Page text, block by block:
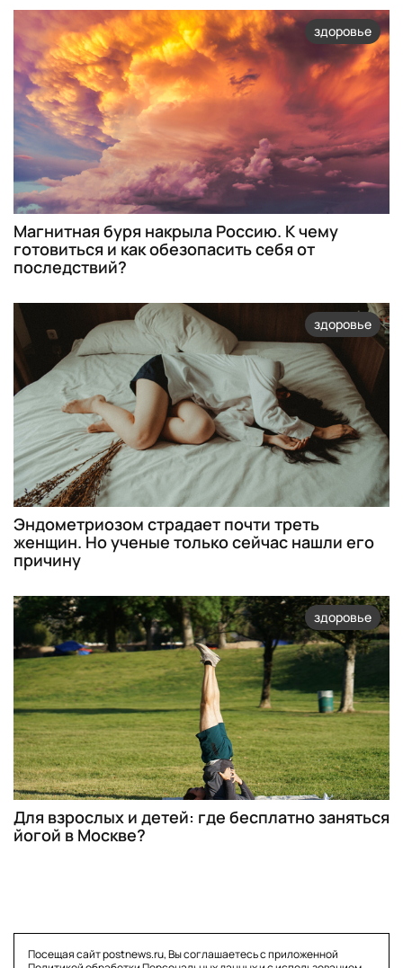
здоровье
Магнитная буря накрыла Россию. К чему
готовиться и как обезопасить себя от
последствий?
здоровье
Эндометриозом страдает почти треть
женщин. Но ученые только сейчас нашли его
причину
здоровье
Для взрослых и детей: где бесплатно заняться
йогой в Москве?
Посещая сайт postnews.ru, Вы соглашаетесь с приложенной